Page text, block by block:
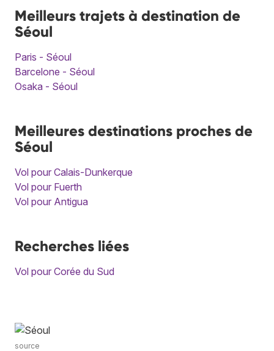
Meilleurs trajets à destination de
Séoul
Paris - Séoul
Barcelone - Séoul
Osaka - Séoul
Meilleures destinations proches de
Séoul
Vol pour Calais-Dunkerque
Vol pour Fuerth
Vol pour Antigua
Recherches liées
Vol pour Corée du Sud
source